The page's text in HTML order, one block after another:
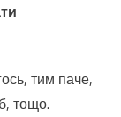
тим паче,
тощо.